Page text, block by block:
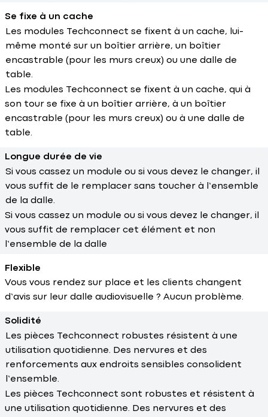
Se fixe à un cache
Les modules Techconnect se fixent à un cache, lui-
même monté sur un boîtier arrière, un boîtier
encastrable (pour les murs creux) ou une dalle de
table.
Les modules Techconnect se fixent à un cache, qui à
son tour se fixe à un boîtier arrière, à un boîtier
encastrable (pour les murs creux) ou à une dalle de
table.
Longue durée de vie
Si vous cassez un module ou si vous devez le changer, il
vous suffit de le remplacer sans toucher à l’ensemble
de la dalle.
Si vous cassez un module ou si vous devez le changer, il
vous suffit de remplacer cet élément et non
l’ensemble de la dalle
Flexible
Vous vous rendez sur place et les clients changent
d’avis sur leur dalle audiovisuelle ? Aucun problème.
Solidité
Les pièces Techconnect robustes résistent à une
utilisation quotidienne. Des nervures et des
renforcements aux endroits sensibles consolident
l’ensemble.
Les pièces Techconnect sont robustes et résistent à
une utilisation quotidienne. Des nervures et des